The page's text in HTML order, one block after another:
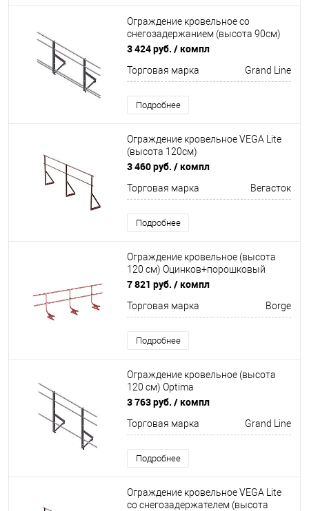
Ограждение кровельное со
снегозадержанием (высота 90см)
Optima Оцинков+порошковый окрас
3 424 руб. / компл
Торговая марка Grand Line
Подробнее
Ограждение кровельное VEGA Lite
(высота 120см)
Неоцинков+порошковый окрас
3 460 руб. / компл
Торговая марка Вегасток
Подробнее
Ограждение кровельное (высота
120 см) Оцинков+порошковый
окрас 3000мм Borge
7 821 руб. / компл
Торговая марка Borge
Подробнее
Ограждение кровельное (высота
120 см) Optima
Оцинков+порошковый окрас
3 763 руб. / компл
Торговая марка Grand Line
Подробнее
Ограждение кровельное VEGA Lite
со снегозадержателем (высота